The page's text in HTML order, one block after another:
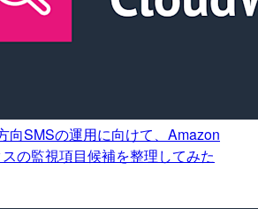
向SMSの運用に向けて、Amazon
の監視項目候補を整理してみた